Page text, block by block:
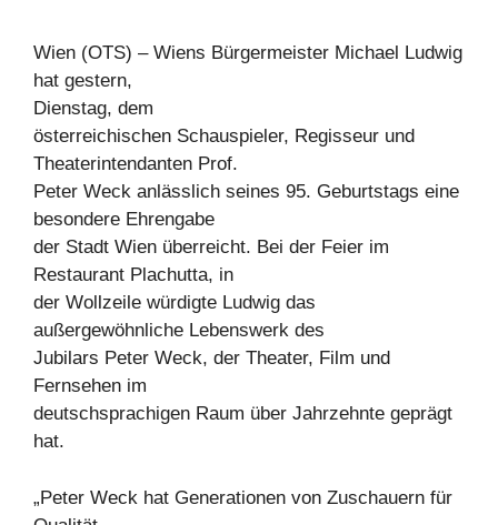
Wien (OTS) – Wiens Bürgermeister Michael Ludwig
hat gestern,
Dienstag, dem
österreichischen Schauspieler, Regisseur und
Theaterintendanten Prof.
Peter Weck anlässlich seines 95. Geburtstags eine
besondere Ehrengabe
der Stadt Wien überreicht. Bei der Feier im
Restaurant Plachutta, in
der Wollzeile würdigte Ludwig das
außergewöhnliche Lebenswerk des
Jubilars Peter Weck, der Theater, Film und
Fernsehen im
deutschsprachigen Raum über Jahrzehnte geprägt
hat.
„Peter Weck hat Generationen von Zuschauern für